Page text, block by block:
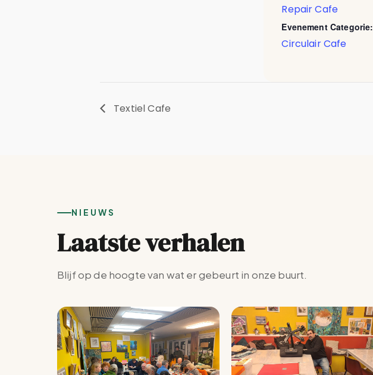
Repair Cafe
Evenement Categorie:
Circulair Cafe
Textiel Cafe
NIEUWS
Laatste verhalen
Blijf op de hoogte van wat er gebeurt in onze buurt.